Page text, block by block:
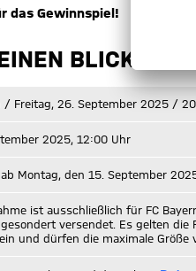
das Gewinnspiel!
BLICK
/ Freitag, 26. September 2025 /
2025, 12:00 Uhr
ab Montag, den 15. September
ist ausschließlich für FC
versendet. Es gelten die
und dürfen die maximale Größe